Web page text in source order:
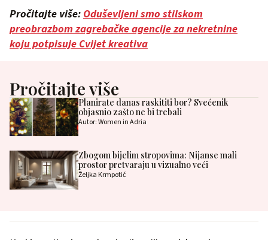
Pročitajte više: Oduševljeni smo stilskom
preobrazbom zagrebačke agencije za nekretnine
koju potpisuje Cvijet kreativa
Pročitajte više
Planirate danas raskititi bor? Svećenik
objasnio zašto ne bi trebali
Autor: Women in Adria
Zbogom bijelim stropovima: Nijanse mali
prostor pretvaraju u vizualno veći
Željka Krmpotić